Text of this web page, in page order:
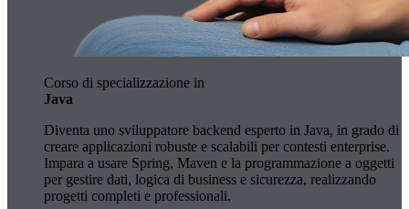
Corso di specializzazione in
Java
Diventa uno sviluppatore backend esperto in Java, in grado di
creare applicazioni robuste e scalabili per contesti enterprise.
Impara a usare Spring, Maven e la programmazione a oggetti
per gestire dati, logica di business e sicurezza, realizzando
progetti completi e professionali.